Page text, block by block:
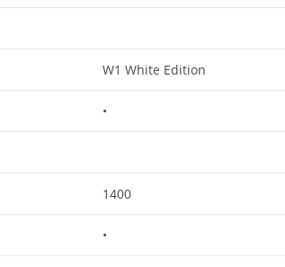
W1 White Edition
•
1400
•